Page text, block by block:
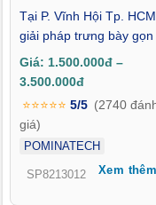
Tại P. Vĩnh Hội Tp.
giải pháp trưng bày
bằng. Khi không gian
hàng hóa và phục vụ
hơn. Chính vì vậy, các
sản xuất kệ trưng bày
khả năng gia công theo
trợ nhanh tại khu vực.
hiện nay,
Giá: 1.500.000đ –
3.500.000đ
⭐⭐⭐⭐⭐ 5/5 (2740
giá)
POMINATECH
SP8213012 Xem thêm